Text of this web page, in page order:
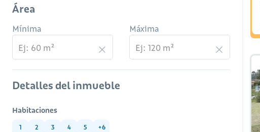
Área
Mínima Máxima
Detalles del inmueble
Habitaciones
1 2 3 4 5 +6